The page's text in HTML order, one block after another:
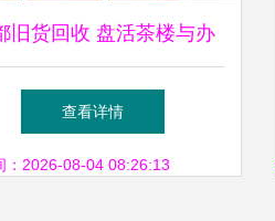
旧货回收 盘活茶楼与办
公设备的隐秘密码
查看详情
：2026-08-04 08:26:13